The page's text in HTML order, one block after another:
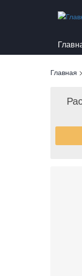
Вы
Главная >